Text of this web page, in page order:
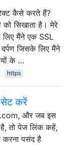
कैसे करते हैं?
को सिखाता है। मेरे
लिए मैंने एक SSL
जिसके लिए मैंने
के …
https
करें
और जब इस
है, तो पेज लिंक कहें,
पसंद है